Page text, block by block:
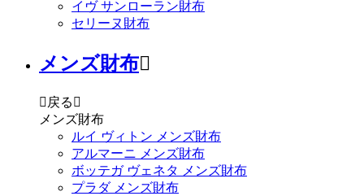
イヴ サンローラン財布
セリーヌ財布
メンズ財布
 戻る 
メンズ財布
ルイ ヴィトン メンズ財布
アルマーニ メンズ財布
ボッテガ ヴェネタ メンズ財布
プラダ メンズ財布